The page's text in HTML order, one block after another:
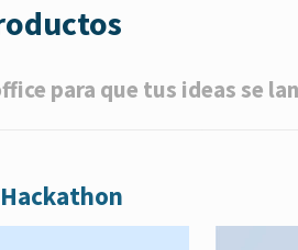
para que tus ideas se